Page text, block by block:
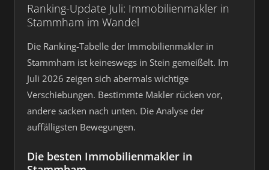
Ranking-Update Juli: Immobilienmakler in
Stammham im Wandel
Die Ranking-Tabelle der Immobilienmakler in
Stammham ist keineswegs in Stein gemeißelt. Im
Juli 2026 zeigen sich abermals wichtige
Verschiebungen. Bestimmte Makler rücken vor,
andere sacken nach unten. Die Analyse der
auffälligsten Bewegungen.
Die besten Immobilienmakler in